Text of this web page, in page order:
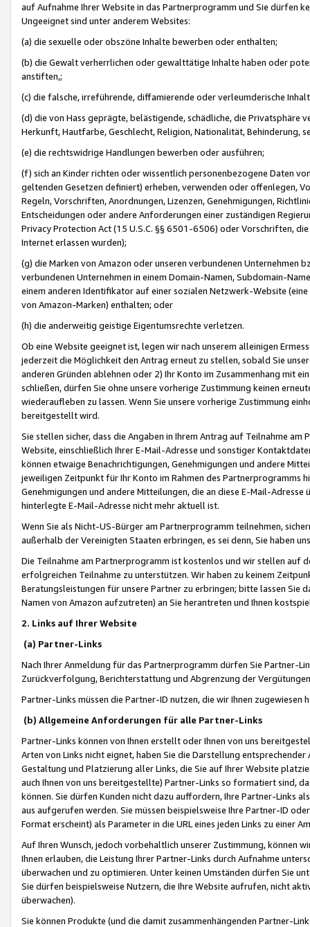
auf Aufnahme Ihrer Website in das Partnerprogramm und Sie dürfen
Ungeeignet sind unter anderem Websites:
(a) die sexuelle oder obszöne Inhalte bewerben oder enthalten;
(b) die Gewalt verherrlichen oder gewalttätige Inhalte haben oder
anstiften,;
(c) die falsche, irreführende, diffamierende oder verleumderische
(d) die von Hass geprägte, belästigende, schädliche, die Privatsphäre
Herkunft, Hautfarbe, Geschlecht, Religion, Nationalität, Behinderung,
(e) die rechtswidrige Handlungen bewerben oder ausführen;
(f) sich an Kinder richten oder wissentlich personenbezogene Daten
geltenden Gesetzen definiert) erheben, verwenden oder offenlegen,
Regeln, Vorschriften, Anordnungen, Lizenzen, Genehmigungen,
Entscheidungen oder andere Anforderungen einer zuständigen
Privacy Protection Act (15 U.S.C. §§ 6501-6506) oder Vorschriften,
Internet erlassen wurden);
(g) die Marken von Amazon oder unseren verbundenen Unternehmen
verbundenen Unternehmen in einem Domain-Namen, Subdomain-
einem anderen Identifikator auf einer sozialen Netzwerk-Website
von Amazon-Marken) enthalten; oder
(h) die anderweitig geistige Eigentumsrechte verletzen.
Ob eine Website geeignet ist, legen wir nach unserem alleinigen
jederzeit die Möglichkeit den Antrag erneut zu stellen, sobald Sie
anderen Gründen ablehnen oder 2) Ihr Konto im Zusammenhang mit
schließen, dürfen Sie ohne unsere vorherige Zustimmung keinen
wiederaufleben zu lassen. Wenn Sie unsere vorherige Zustimmung
bereitgestellt wird.
Sie stellen sicher, dass die Angaben in Ihrem Antrag auf Teilnahme
Website, einschließlich Ihrer E-Mail-Adresse und sonstiger
können etwaige Benachrichtigungen, Genehmigungen und andere
jeweiligen Zeitpunkt für Ihr Konto im Rahmen des Partnerprogramms
Genehmigungen und andere Mitteilungen, die an diese E-Mail-
hinterlegte E-Mail-Adresse nicht mehr aktuell ist.
Wenn Sie als Nicht-US-Bürger am Partnerprogramm teilnehmen,
außerhalb der Vereinigten Staaten erbringen, es sei denn, Sie haben
Die Teilnahme am Partnerprogramm ist kostenlos und wir stellen auf
erfolgreichen Teilnahme zu unterstützen. Wir haben zu keinem
Beratungsleistungen für unsere Partner zu erbringen; bitte lassen Sie
Namen von Amazon aufzutreten) an Sie herantreten und Ihnen
2. Links auf Ihrer Website
(a) Partner-Links
Nach Ihrer Anmeldung für das Partnerprogramm dürfen Sie Partner-
Zurückverfolgung, Berichterstattung und Abgrenzung der
Partner-Links müssen die Partner-ID nutzen, die wir Ihnen zugewiesen
(b) Allgemeine Anforderungen für alle Partner-Links
Partner-Links können von Ihnen erstellt oder Ihnen von uns
Arten von Links nicht eignet, haben Sie die Darstellung
Gestaltung und Platzierung aller Links, die Sie auf Ihrer Website
auch Ihnen von uns bereitgestellte) Partner-Links so formatiert sind,
können. Sie dürfen Kunden nicht dazu auffordern, Ihre Partner-Links
aus aufgerufen werden. Sie müssen beispielsweise Ihre Partner-ID
Format erscheint) als Parameter in die URL eines jeden Links zu einer
Auf Ihren Wunsch, jedoch vorbehaltlich unserer Zustimmung, können
Ihnen erlauben, die Leistung Ihrer Partner-Links durch Aufnahme
überwachen und zu optimieren. Unter keinen Umständen dürfen Sie
Sie dürfen beispielsweise Nutzern, die Ihre Website aufrufen, nicht
überwachen).
Sie können Produkte (und die damit zusammenhängenden Partner-